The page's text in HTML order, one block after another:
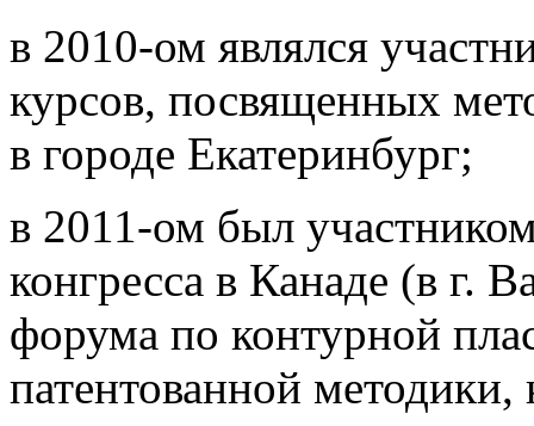
в 2010-ом являлся
курсов, посвященных
в городе Екатеринбург;
в 2011-ом был
конгресса в Канаде (в г.
форума по контурной
патентованной